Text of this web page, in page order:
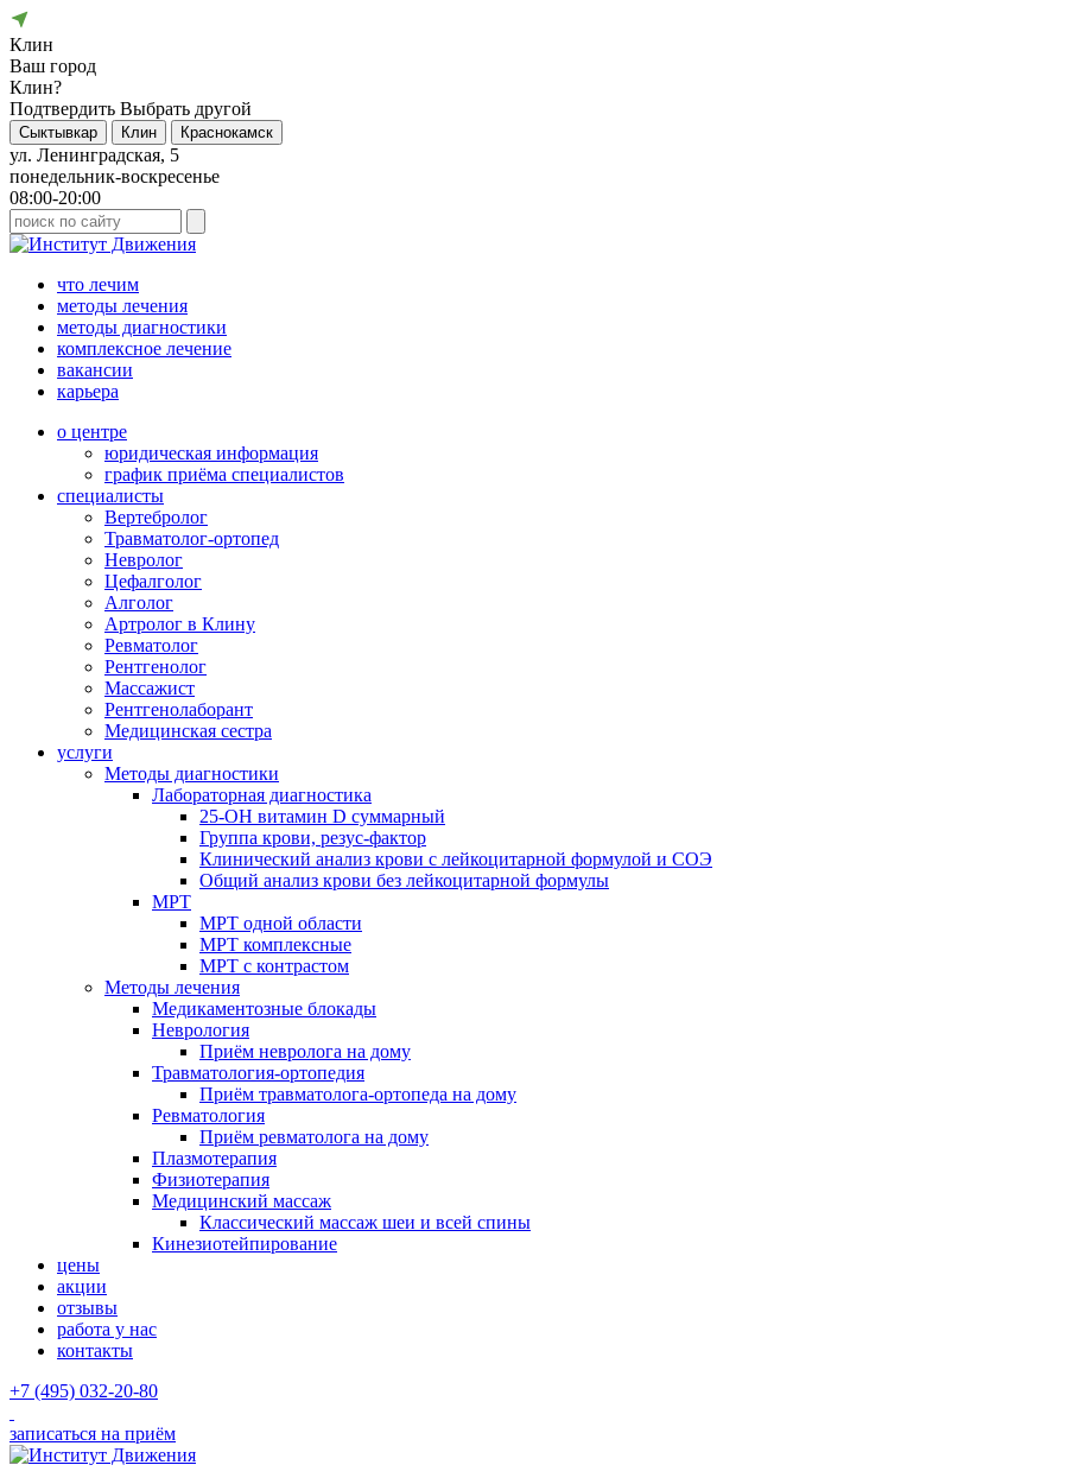
Клин
Ваш город
Клин?
Подтвердить Выбрать другой
Сыктывкар Клин Краснокамск
ул. Ленинградская, 5
понедельник-воскресенье
08:00-20:00
что лечим
методы лечения
методы диагностики
комплексное лечение
вакансии
карьера
о центре
юридическая информация
график приёма специалистов
специалисты
Вертебролог
Травматолог-ортопед
Невролог
Цефалголог
Алголог
Артролог в Клину
Ревматолог
Рентгенолог
Массажист
Рентгенолаборант
Медицинская сестра
услуги
Методы диагностики
Лабораторная диагностика
25-OH витамин D суммарный
Группа крови, резус-фактор
Клинический анализ крови с лейкоцитарной формулой и СОЭ
Общий анализ крови без лейкоцитарной формулы
МРТ
МРТ одной области
МРТ комплексные
МРТ с контрастом
Методы лечения
Медикаментозные блокады
Неврология
Приём невролога на дому
Травматология-ортопедия
Приём травматолога-ортопеда на дому
Ревматология
Приём ревматолога на дому
Плазмотерапия
Физиотерапия
Медицинский массаж
Классический массаж шеи и всей спины
Кинезиотейпирование
цены
акции
отзывы
работа у нас
контакты
+7 (495) 032-20-80
записаться на приём